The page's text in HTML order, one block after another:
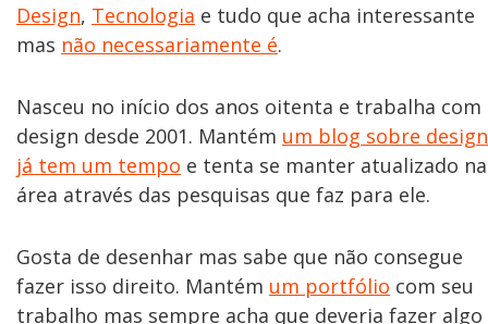
Design, Tecnologia e tudo que acha interessante
mas não necessariamente é.
Nasceu no início dos anos oitenta e trabalha com
design desde 2001. Mantém um blog sobre design
já tem um tempo e tenta se manter atualizado na
área através das pesquisas que faz para ele.
Gosta de desenhar mas sabe que não consegue
fazer isso direito. Mantém um portfólio com seu
trabalho mas sempre acha que deveria fazer algo